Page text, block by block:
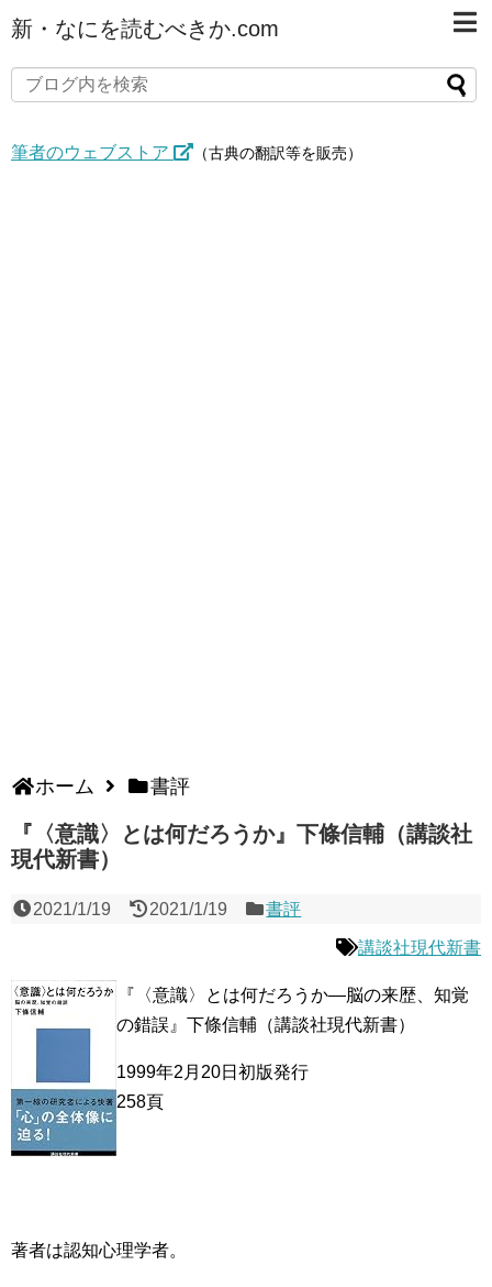
新・なにを読むべきか.com
筆者のウェブストア （古典の翻訳等を販売）
ホーム 書評
『〈意識〉とは何だろうか』下條信輔（講談社
現代新書）
2021/1/19 2021/1/19 書評
講談社現代新書
『〈意識〉とは何だろうか―脳の来歴、知覚
の錯誤』下條信輔（講談社現代新書）
1999年2月20日初版発行
258頁
著者は認知心理学者。